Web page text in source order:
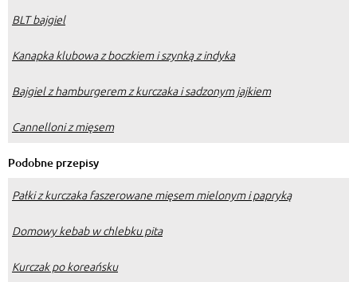
BLT bajgiel
Kanapka klubowa z boczkiem i szynką z indyka
Bajgiel z hamburgerem z kurczaka i sadzonym jajkiem
Cannelloni z mięsem
Podobne przepisy
Pałki z kurczaka faszerowane mięsem mielonym i papryką
Domowy kebab w chlebku pita
Kurczak po koreańsku